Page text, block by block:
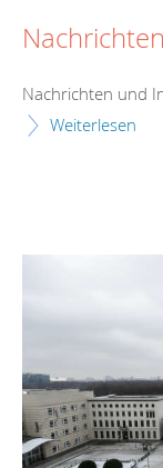
Nachrichten und
Weiterlesen